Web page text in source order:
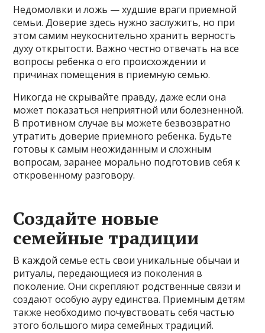
Недомолвки и ложь — худшие враги приемной
семьи. Доверие здесь нужно заслужить, но при
этом самим неукоснительно хранить верность
духу открытости. Важно честно отвечать на все
вопросы ребенка о его происхождении и
причинах помещения в приемную семью.
Никогда не скрывайте правду, даже если она
может показаться неприятной или болезненной.
В противном случае вы можете безвозвратно
утратить доверие приемного ребенка. Будьте
готовы к самым неожиданным и сложным
вопросам, заранее морально подготовив себя к
откровенному разговору.
Создайте новые
семейные традиции
В каждой семье есть свои уникальные обычаи и
ритуалы, передающиеся из поколения в
поколение. Они скрепляют родственные связи и
создают особую ауру единства. Приемным детям
также необходимо почувствовать себя частью
этого большого мира семейных традиций.